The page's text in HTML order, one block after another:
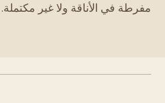
مفرطة في الأناقة ولا غير مكتملة.